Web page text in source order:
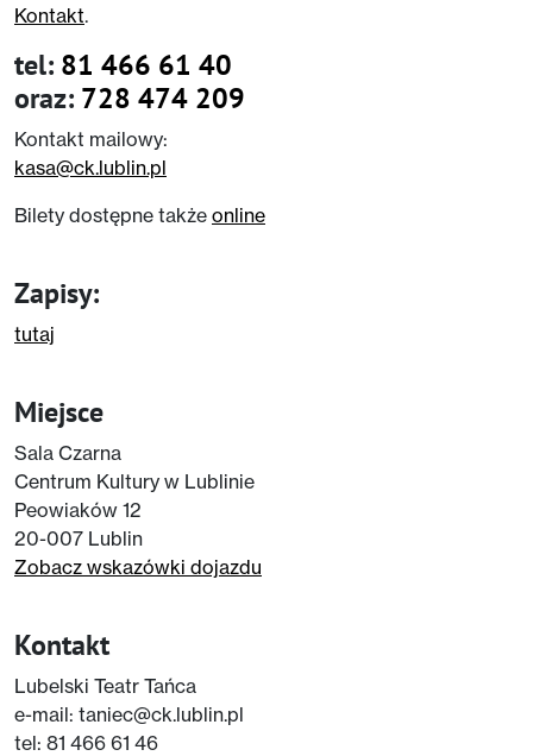
Kontakt.
tel: 81 466 61 40
oraz: 728 474 209
Kontakt mailowy:
kasa@ck.lublin.pl
Bilety dostępne także online
Zapisy:
tutaj
Miejsce
Sala Czarna
Centrum Kultury w Lublinie
Peowiaków 12
20-007 Lublin
Zobacz wskazówki dojazdu
Kontakt
Lubelski Teatr Tańca
e-mail: taniec@ck.lublin.pl
tel: 81 466 61 46